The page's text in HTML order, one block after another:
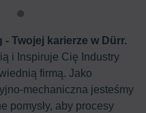
Twojej karierze w Dürr.
i Inspiruje Cię Industry
firmą. Jako
mechaniczna jesteśmy
pomysły, aby procesy